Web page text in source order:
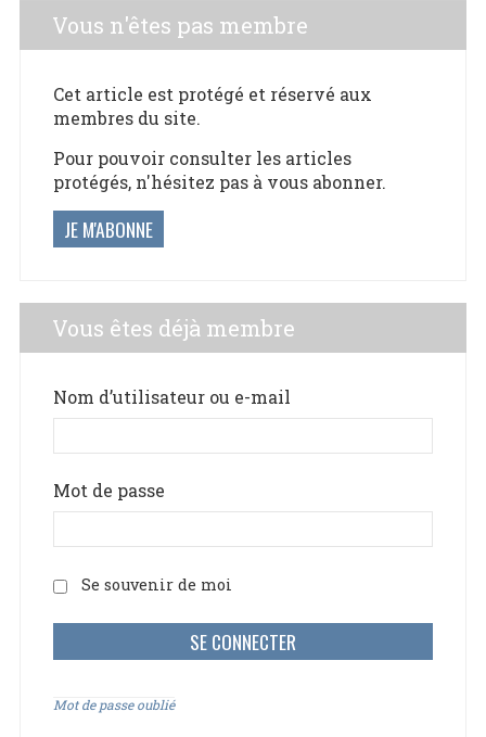
Vous n'êtes pas membre
Cet article est protégé et réservé aux
membres du site.
Pour pouvoir consulter les articles
protégés, n'hésitez pas à vous abonner.
JE M'ABONNE
Vous êtes déjà membre
Nom d’utilisateur ou e-mail
Mot de passe
Se souvenir de moi
Mot de passe oublié